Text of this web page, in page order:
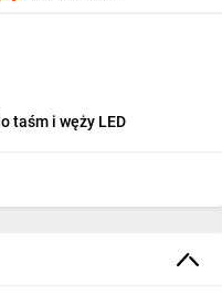
taśm i węży LED